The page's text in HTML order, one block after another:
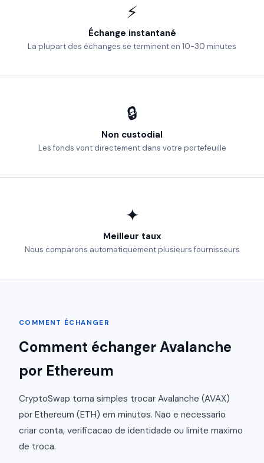
⚡
Échange instantané
La plupart des échanges se terminent en 10-30 minutes
🔒
Non custodial
Les fonds vont directement dans votre portefeuille
✦
Meilleur taux
Nous comparons automatiquement plusieurs fournisseurs
COMMENT ÉCHANGER
Comment échanger Avalanche
por Ethereum
CryptoSwap torna simples trocar Avalanche (AVAX)
por Ethereum (ETH) em minutos. Nao e necessario
criar conta, verificacao de identidade ou limite maximo
de troca.